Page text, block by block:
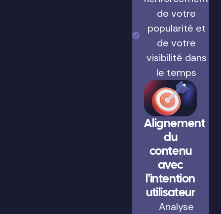
de votre
popularité et
de votre
visibilité dans
le temps
Alignement
du
contenu
avec
l'intention
utilisateur
Analyse